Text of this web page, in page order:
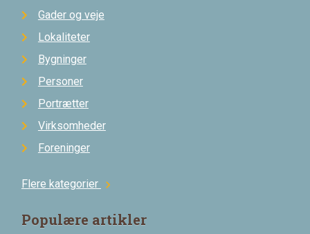
Gader og veje
Lokaliteter
Bygninger
Personer
Portrætter
Virksomheder
Foreninger
Flere kategorier chevron_right
Populære artikler